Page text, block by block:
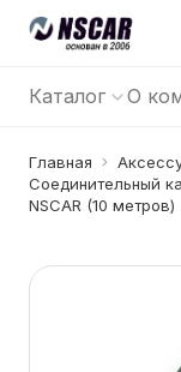
Каталог О
Главная
Соединительный
NSCAR (10 метров)